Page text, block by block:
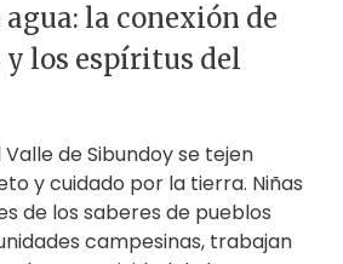
agua: la conexión de
los espíritus del
de Sibundoy se tejen
y cuidado por la tierra. Niñas
de los saberes de pueblos
campesinas, trabajan